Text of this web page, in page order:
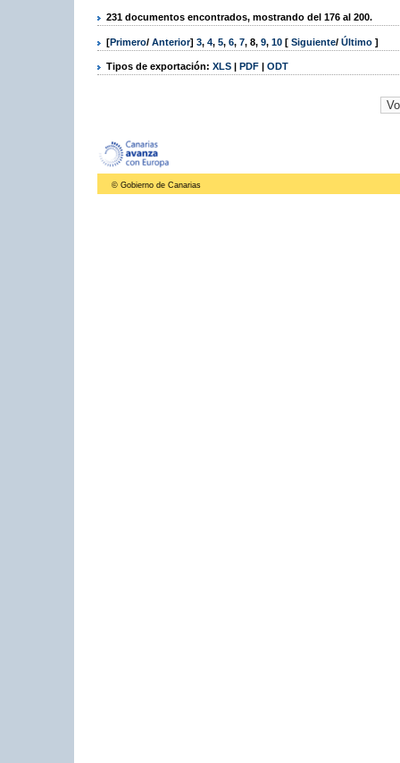
231 documentos encontrados, mostrando del 176 al 200.
[Primero/ Anterior] 3, 4, 5, 6, 7, 8, 9, 10 [ Siguiente/ Último ]
Tipos de exportación: XLS | PDF | ODT
© Gobierno de Canarias